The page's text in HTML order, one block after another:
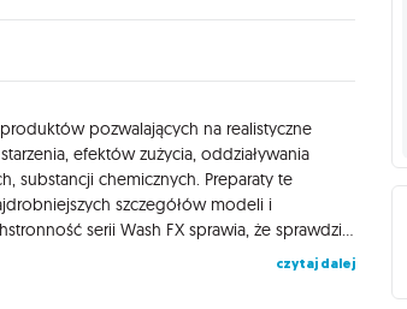
pozwalających na realistyczne
efektów zużycia, oddziaływania
substancji chemicznych. Preparaty te
szczegółów modeli i
czytaj dalej